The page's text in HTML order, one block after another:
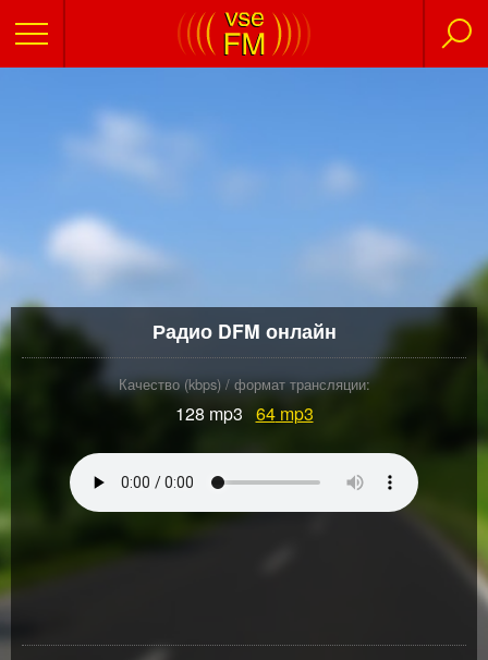
Радио DFM онлайн
Качество (kbps) / формат трансляции:
128 mp3 64mp3